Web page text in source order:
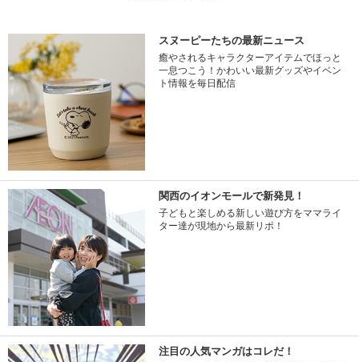
スヌーピーたちの最新ニュース
癒やされるキャラクターアイテムでほっと
一息つこう！かわいい最新グッズやイベン
ト情報を毎日配信
関西のイオンモールで新発見！
子どもと楽しめる新しい遊び方をママライ
ター達が現地から最新リポ！
注目の人気マンガはコレだ！